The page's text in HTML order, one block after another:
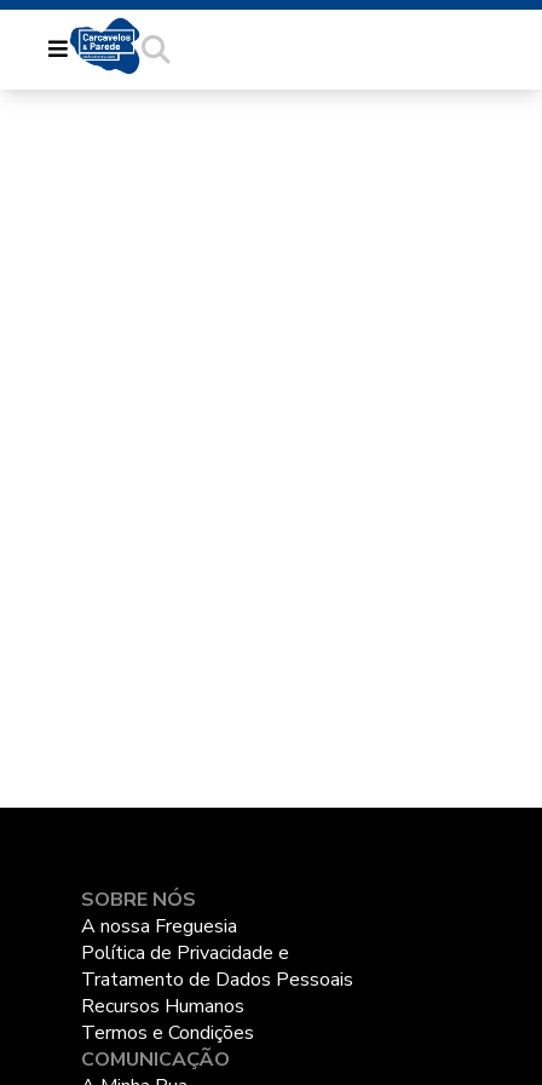
SOBRE NÓS
A nossa Freguesia
Política de Privacidade e
Tratamento de Dados Pessoais
Recursos Humanos
Termos e Condições
COMUNICAÇÃO